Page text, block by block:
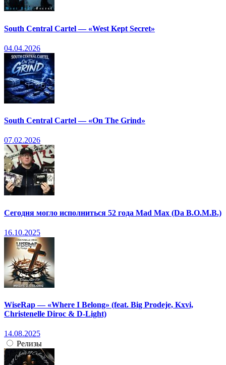
South Central Cartel — «West Kept Secret»
04.04.2026
South Central Cartel — «On The Grind»
07.02.2026
Сегодня могло исполниться 52 года Mad Max (Da B.O.M.B.)
16.10.2025
WiseRap — «Where I Belong» (feat. Big Prodeje, Kxvi,
Christenelle Diroc & D-Light)
14.08.2025
Релизы